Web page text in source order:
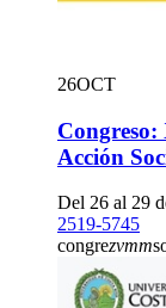
26OCT
Acción
Del 26 al 29
2519-5745
congrezvmm